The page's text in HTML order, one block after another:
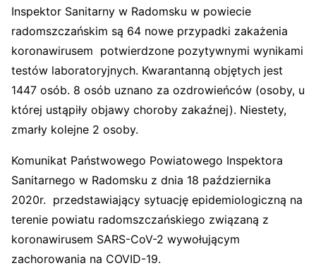
Inspektor Sanitarny w Radomsku w powiecie
radomszczańskim są 64 nowe przypadki zakażenia
koronawirusem potwierdzone pozytywnymi wynikami
testów laboratoryjnych. Kwarantanną objętych jest
1447 osób. 8 osób uznano za ozdrowieńców (osoby, u
której ustąpiły objawy choroby zakaźnej). Niestety,
zmarły kolejne 2 osoby.
Komunikat Państwowego Powiatowego Inspektora
Sanitarnego w Radomsku z dnia 18 października
2020r. przedstawiający sytuację epidemiologiczną na
terenie powiatu radomszczańskiego związaną z
koronawirusem SARS-CoV-2 wywołującym
zachorowania na COVID-19.